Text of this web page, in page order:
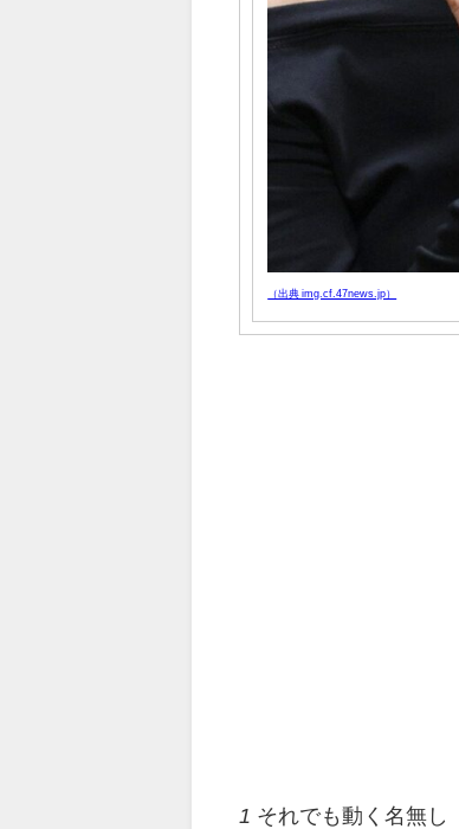
（出典 img.cf.47news.jp）
1 それでも動く名無し